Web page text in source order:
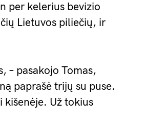
per kelerius bevizio
Lietuvos piliečių, ir
– pasakojo Tomas,
paprašė trijų su puse.
kišenėje. Už tokius